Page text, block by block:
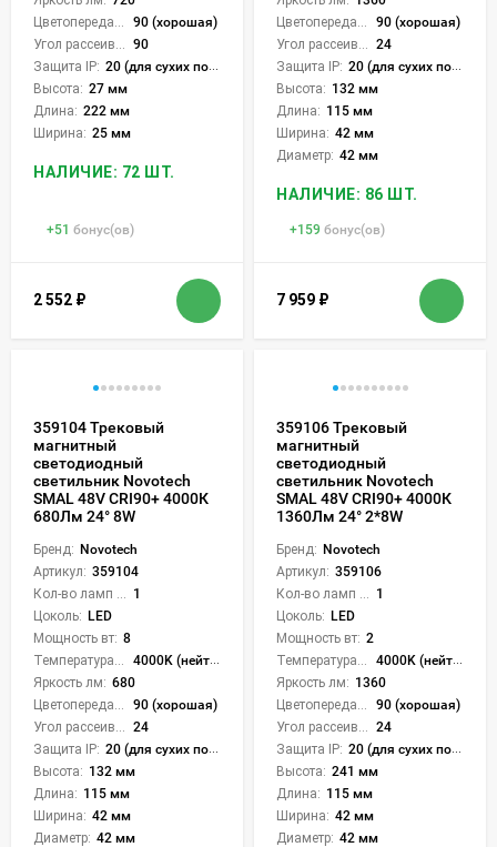
90 (хорошая)
90
Защита IP: 20 (для сухих пом.)
Высота: 27 мм
Длина: 222 мм
Ширина: 25 мм
НАЛИЧИЕ: 72 ШТ.
+51 бонус(ов)
2 552 ₽
90 (хорошая)
24
Защита IP: 20 (для сухих пом.)
Высота: 132 мм
Длина: 115 мм
Ширина: 42 мм
Диаметр: 42 мм
НАЛИЧИЕ: 86 ШТ.
+159 бонус(ов)
7 959 ₽
359104 Трековый
магнитный
светодиодный
светильник Novotech
SMAL 48V CRI90+ 4000К
680Лм 24° 8W
Бренд: Novotech
Артикул: 359104
1
Цоколь: LED
Мощность вт: 8
4000K (нейтральный)
Яркость лм: 680
90 (хорошая)
24
Защита IP: 20 (для сухих пом.)
Высота: 132 мм
Длина: 115 мм
Ширина: 42 мм
Диаметр: 42 мм
359106 Трековый
магнитный
светодиодный
светильник Novotech
SMAL 48V CRI90+ 4000К
1360Лм 24° 2*8W
Бренд: Novotech
Артикул: 359106
1
Цоколь: LED
Мощность вт: 2
4000K (нейтральный)
Яркость лм: 1360
90 (хорошая)
24
Защита IP: 20 (для сухих пом.)
Высота: 241 мм
Длина: 115 мм
Ширина: 42 мм
Диаметр: 42 мм